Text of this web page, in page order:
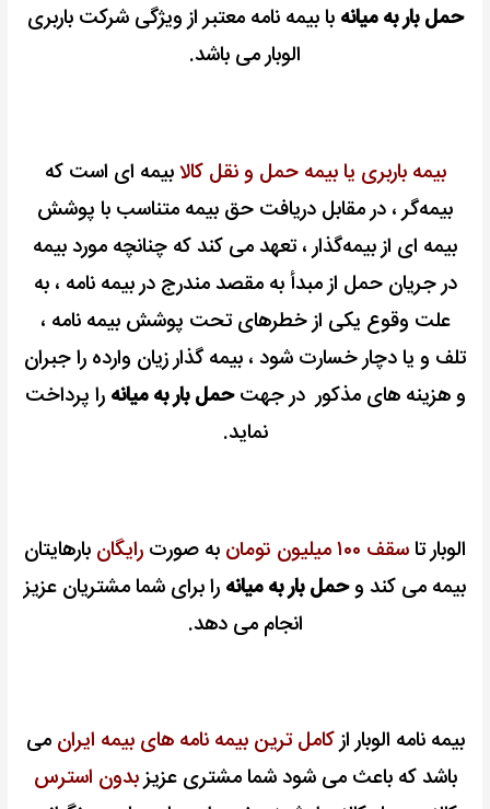
حمل بار به میانه با بیمه نامه معتبر از ویژگی شرکت باربری
الوبار می باشد.
بیمه باربری یا بیمه حمل و نقل کالابیمه ای است که
بیمه‌گر ، در مقابل دریافت حق بیمه متناسب با پوشش
بیمه ای از بیمه‌گذار ، تعهد می کند که چنانچه مورد بیمه
در جریان حمل ‌از مبدأ به ‌مقصد مندرج در بیمه نامه ، به
‌علت ‌وقوع ‌یکی ‌از خطرهای ‌تحت پوشش بیمه نامه ،
‌تلف و یا دچار خسارت ‌شود ، بیمه گذار زیان وارده را جبران
و هزینه های مذکور در جهتحمل بار به میانه را پرداخت
نماید.
الوبار تاسقف ۱۰۰ میلیون تومان به صورت رایگان بارهایتان
بیمه می کند وحمل بار به میانه را برای شما مشتریان عزیز
انجام می دهد.
بیمه نامه الوبار ازکامل ترین بیمه نامه های بیمه ایران می
باشد که باعث می شود شما مشتری عزیزبدون استرس